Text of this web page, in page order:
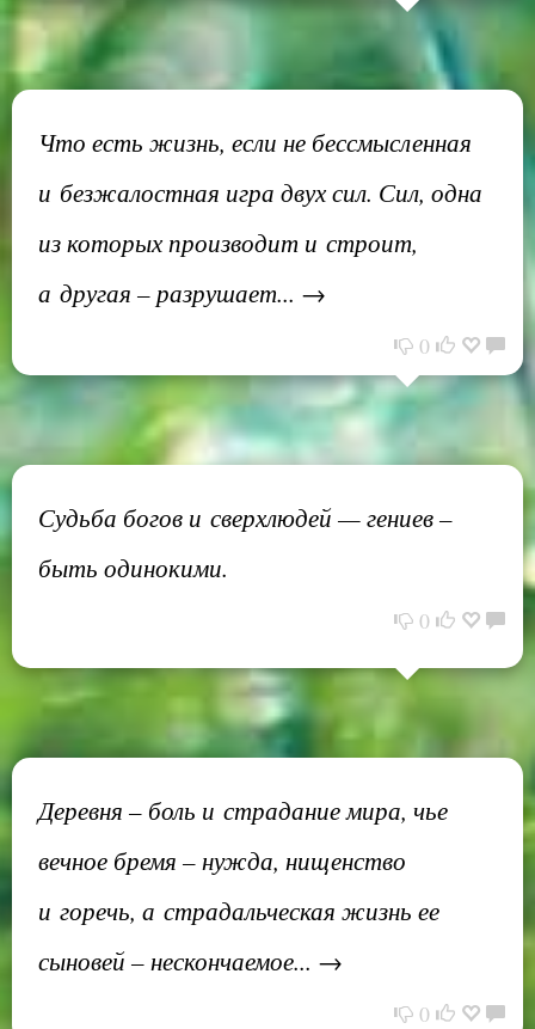
Что есть жизнь, если не бессмысленная
и безжалостная игра двух сил. Сил, одна
из которых производит и строит,
а другая – разрушает... →
0
Судьба богов и сверхлюдей — гениев –
быть одинокими.
0
Деревня – боль и страдание мира, чье
вечное бремя – нужда, нищенство
и горечь, а страдальческая жизнь ее
сыновей – нескончаемое... →
0